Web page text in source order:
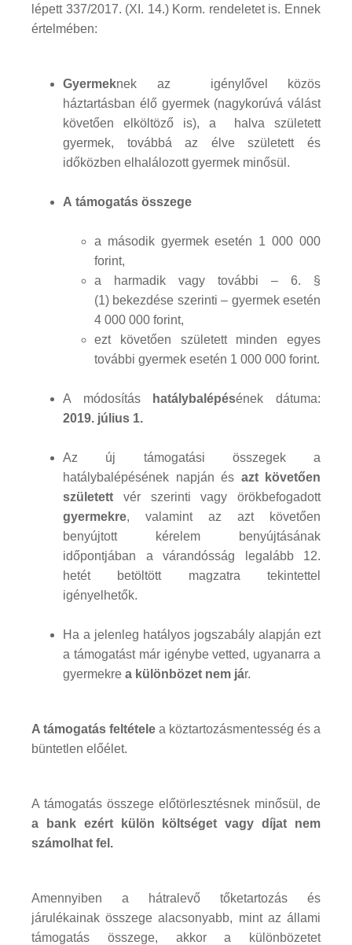
lépett 337/2017. (XI. 14.) Korm. rendeletet is. Ennek
értelmében:
Gyermeknek az igénylővel közös
háztartásban élő gyermek (nagykorúvá válást
követően elköltöző is), a halva született
gyermek, továbbá az élve született és
időközben elhalálozott gyermek minősül.
A támogatás összege
a második gyermek esetén 1 000 000
forint,
a harmadik vagy további – 6. §
(1) bekezdése szerinti – gyermek esetén
4 000 000 forint,
ezt követően született minden egyes
további gyermek esetén 1 000 000 forint.
A módosítás hatálybalépésének dátuma:
2019. július 1.
Az új támogatási összegek a
hatálybalépésének napján és azt követően
született vér szerinti vagy örökbefogadott
gyermekre, valamint az azt követően
benyújtott kérelem benyújtásának
időpontjában a várandósság legalább 12.
hetét betöltött magzatra tekintettel
igényelhetők.
Ha a jelenleg hatályos jogszabály alapján ezt
a támogatást már igénybe vetted, ugyanarra a
gyermekre a különbözet nem jár.
A támogatás feltétele a köztartozásmentesség és a
büntetlen előélet.
A támogatás összege előtörlesztésnek minősül, de
a bank ezért külön költséget vagy díjat nem
számolhat fel.
Amennyiben a hátralevő tőketartozás és
járulékainak összege alacsonyabb, mint az állami
támogatás összege, akkor a különbözetet